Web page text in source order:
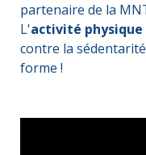
partenaire de la
L'activité physique
contre la
forme !